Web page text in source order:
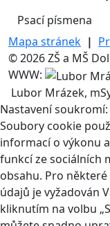
Psací písmena
Mapa stránek |
© 2026 ZŠ a MŠ
WWW:
Lubor Mrázek,
Nastavení soukromí:
Soubory cookie
informací o výkonu
funkcí ze sociálních
obsahu. Pro
údajů je vyžadován
kliknutím na volbu